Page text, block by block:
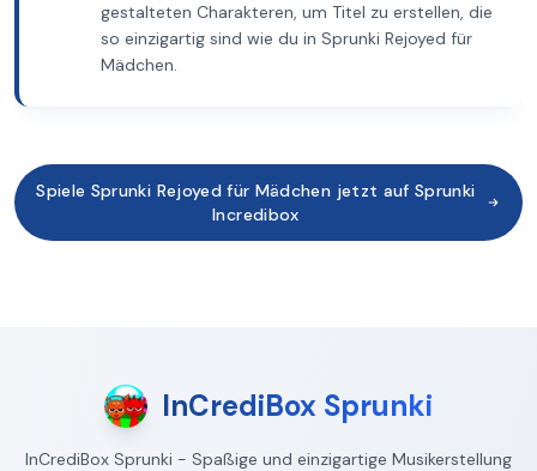
gestalteten Charakteren, um Titel zu erstellen, die
so einzigartig sind wie du in Sprunki Rejoyed für
Mädchen.
Spiele Sprunki Rejoyed für Mädchen jetzt auf Sprunki
Incredibox
InCrediBox Sprunki
InCrediBox Sprunki - Spaßige und einzigartige Musikerstellung